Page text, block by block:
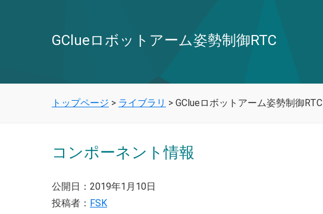
GClueロボットアーム姿勢制御RTC
トップページ > ライブラリ > GClueロボットアーム姿勢制御RTC
コンポーネント情報
公開日：2019年1月10日
投稿者： FSK